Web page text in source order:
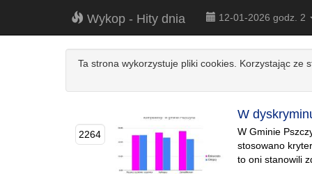
Wykop - Hity dnia 12-01-2026 godz. 2
Ta strona wykorzystuje pliki cookies. Korzystając ze
2264
W
W Gminie
stosowano
to oni stanowili